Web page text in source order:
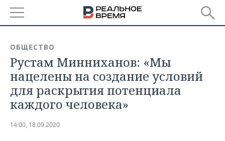
БАШКОРТОСТАН
ТАТАРСТАН
УДМУРТИЯ
НОВОСТИ
АНАЛИТИКА
НОВОСТИ АНАЛИТИКИ
ДЕКЛАРАЦИИ О ДОХОДАХ
ЭКОНОМИКА
НОВОСТИ ЭКОНОМИКИ
ПРОМЫШЛЕННОСТЬ
ОБЩЕСТВО
Рустам Минниханов: «Мы
нацелены на создание условий
для раскрытия потенциала
каждого человека»
14:00, 18.09.2020